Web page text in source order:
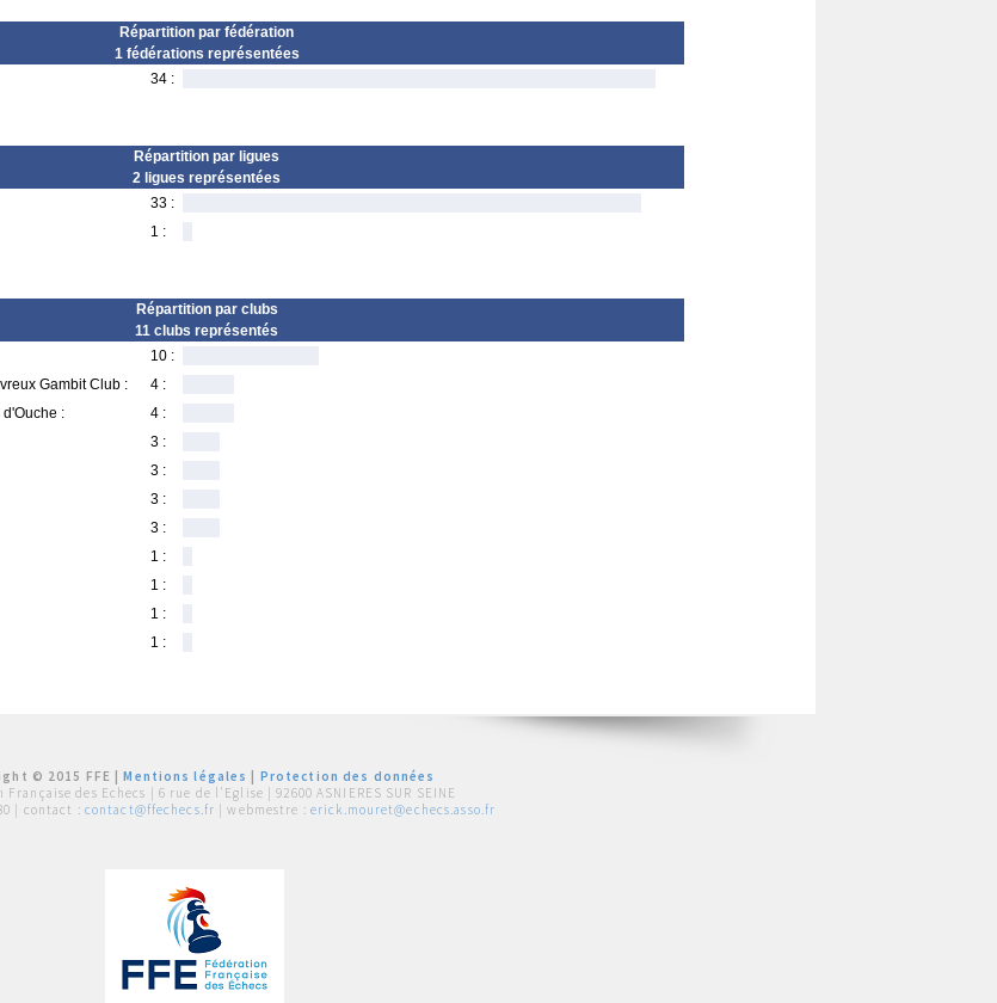
Répartition par fédération
1 fédérations représentées
34 :
Répartition par ligues
2 ligues représentées
33 :
1 :
Répartition par clubs
11 clubs représentés
10 :
Gambit Club :
4 :
:
4 :
3 :
3 :
3 :
3 :
1 :
1 :
1 :
1 :
© 2015 FFE |Mentions légales
Protection des données
Française des Echecs | 6 rue de l'Eglise | 92600 ASNIERES SUR SEINE
| contact : contact@ffechecs.fr | webmestre : erick.mouret@echecs.asso.fr